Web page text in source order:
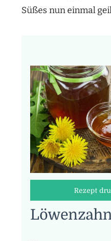
Süßes nun einmal
Rezept